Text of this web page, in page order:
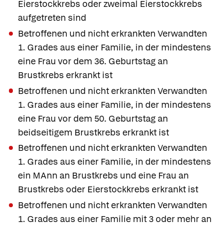
Eierstockkrebs oder zweimal Eierstockkrebs
aufgetreten sind
Betroffenen und nicht erkrankten Verwandten
1. Grades aus einer Familie, in der mindestens
eine Frau vor dem 36. Geburtstag an
Brustkrebs erkrankt ist
Betroffenen und nicht erkrankten Verwandten
1. Grades aus einer Familie, in der mindestens
eine Frau vor dem 50. Geburtstag an
beidseitigem Brustkrebs erkrankt ist
Betroffenen und nicht erkrankten Verwandten
1. Grades aus einer Familie, in der mindestens
ein MAnn an Brustkrebs und eine Frau an
Brustkrebs oder Eierstockkrebs erkrankt ist
Betroffenen und nicht erkrankten Verwandten
1. Grades aus einer Familie mit 3 oder mehr an